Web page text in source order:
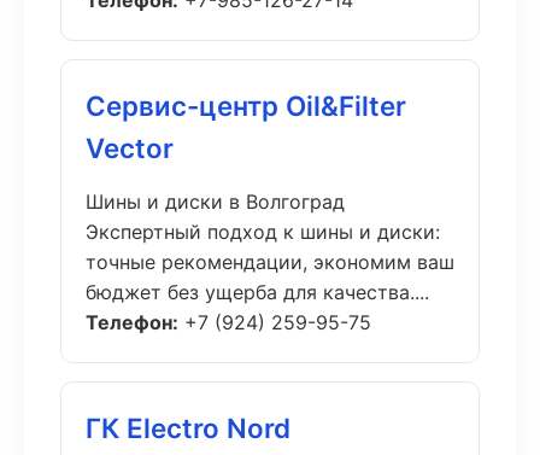
Сервис-центр Oil&Filter
Vector
Шины и диски в Волгоград
Экспертный подход к шины и диски:
точные рекомендации, экономим ваш
бюджет без ущерба для качества....
Телефон: +7 (924) 259-95-75
ГК Electro Nord